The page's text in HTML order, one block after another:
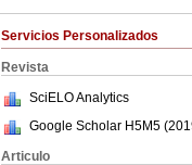
Servicios Personalizados
Revista
SciELO Analytics
Google Scholar H5M5 (
Articulo